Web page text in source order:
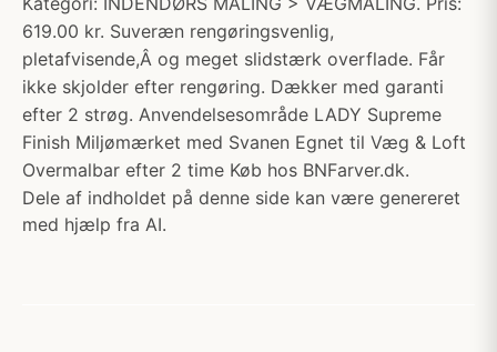
619.00 kr. Suveræn rengøringsvenlig,
pletafvisende,Â og meget slidstærk overflade. Får
ikke skjolder efter rengøring. Dækker med garanti
efter 2 strøg. Anvendelsesområde LADY Supreme
Finish Miljømærket med Svanen Egnet til Væg & Loft
Overmalbar efter 2 time Køb hos BNFarver.dk.
Dele af indholdet på denne side kan være genereret
med hjælp fra AI.